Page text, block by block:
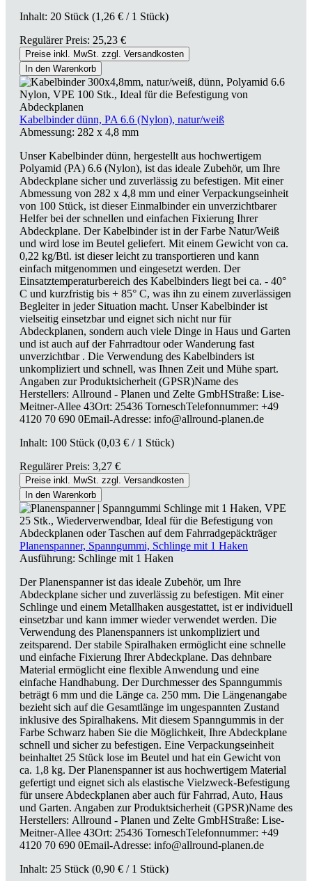
Inhalt: 20 Stück (1,26 € / 1 Stück)
Regulärer Preis: 25,23 €
Preise inkl. MwSt. zzgl. Versandkosten
In den Warenkorb
Kabelbinder dünn, PA 6.6 (Nylon), natur/weiß
Abmessung: 282 x 4,8 mm
Unser Kabelbinder dünn, hergestellt aus hochwertigem
Polyamid (PA) 6.6 (Nylon), ist das ideale Zubehör, um Ihre
Abdeckplane sicher und zuverlässig zu befestigen. Mit einer
Abmessung von 282 x 4,8 mm und einer Verpackungseinheit
von 100 Stück, ist dieser Einmalbinder ein unverzichtbarer
Helfer bei der schnellen und einfachen Fixierung Ihrer
Abdeckplane. Der Kabelbinder ist in der Farbe Natur/Weiß
und wird lose im Beutel geliefert. Mit einem Gewicht von ca.
0,22 kg/Btl. ist dieser leicht zu transportieren und kann
einfach mitgenommen und eingesetzt werden. Der
Einsatztemperaturbereich des Kabelbinders liegt bei ca. - 40°
C und kurzfristig bis + 85° C, was ihn zu einem zuverlässigen
Begleiter in jeder Situation macht. Unser Kabelbinder ist
vielseitig einsetzbar und eignet sich nicht nur für
Abdeckplanen, sondern auch viele Dinge in Haus und Garten
und ist auch auf der Fahrradtour oder Wanderung fast
unverzichtbar . Die Verwendung des Kabelbinders ist
unkompliziert und schnell, was Ihnen Zeit und Mühe spart.
Angaben zur Produktsicherheit (GPSR)Name des
Herstellers: Allround - Planen und Zelte GmbHStraße: Lise-
Meitner-Allee 43Ort: 25436 TorneschTelefonnummer: +49
4120 70 690 0Email-Adresse: info@allround-planen.de
Inhalt: 100 Stück (0,03 € / 1 Stück)
Regulärer Preis: 3,27 €
Preise inkl. MwSt. zzgl. Versandkosten
In den Warenkorb
Planenspanner, Spanngummi, Schlinge mit 1 Haken
Ausführung: Schlinge mit 1 Haken
Der Planenspanner ist das ideale Zubehör, um Ihre
Abdeckplane sicher und zuverlässig zu befestigen. Mit einer
Schlinge und einem Metallhaken ausgestattet, ist er individuell
einsetzbar und kann immer wieder verwendet werden. Die
Verwendung des Planenspanners ist unkompliziert und
zeitsparend. Der stabile Spiralhaken ermöglicht eine schnelle
und einfache Fixierung Ihrer Abdeckplane. Das dehnbare
Material ermöglicht eine flexible Anwendung und eine
einfache Handhabung. Der Durchmesser des Spanngummis
beträgt 6 mm und die Länge ca. 250 mm. Die Längenangabe
bezieht sich auf die Gesamtlänge im ungespannten Zustand
inklusive des Spiralhakens. Mit diesem Spanngummis in der
Farbe Schwarz haben Sie die Möglichkeit, Ihre Abdeckplane
schnell und sicher zu befestigen. Eine Verpackungseinheit
beinhaltet 25 Stück lose im Beutel und hat ein Gewicht von
ca. 1,8 kg. Der Planenspanner ist aus hochwertigem Material
gefertigt und eignet sich als elastische Vielzweck-Befestigung
für unsere Abdeckplanen aber auch für Fahrrad, Auto, Haus
und Garten. Angaben zur Produktsicherheit (GPSR)Name des
Herstellers: Allround - Planen und Zelte GmbHStraße: Lise-
Meitner-Allee 43Ort: 25436 TorneschTelefonnummer: +49
4120 70 690 0Email-Adresse: info@allround-planen.de
Inhalt: 25 Stück (0,90 € / 1 Stück)